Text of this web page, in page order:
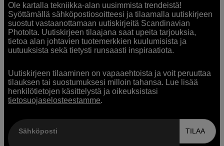
Ole kartalla tekniikka-alan uusimmista trendeistä!
Syöttämällä sähköpostiosoitteesi ja tilaamalla uutiskirjeen
suostut vastaanottamaan uutiskirjeitä Scandinavian
Photolta. Uutiskirjeen tilaajana saat upeita tarjouksia,
tietoa alan johtavien tuotemerkkien kuulumisista ja
uutuuksista sekä tietysti runsaasti inspiraatiota.
Uutiskirjeen tilaaminen on vapaaehtoista ja voit peruuttaa
tilauksen tai suostumuksesi milloin tahansa. Lue lisää
henkilötietojen käsittelystä ja oikeuksistasi
tietosuojaselosteestamme.
Sähköposti TILAA